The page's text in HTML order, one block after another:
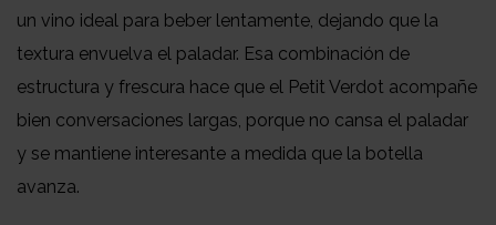
un vino ideal para beber lentamente, dejando que la
textura envuelva el paladar. Esa combinación de
estructura y frescura hace que el Petit Verdot acompañe
bien conversaciones largas, porque no cansa el paladar
y se mantiene interesante a medida que la botella
avanza.